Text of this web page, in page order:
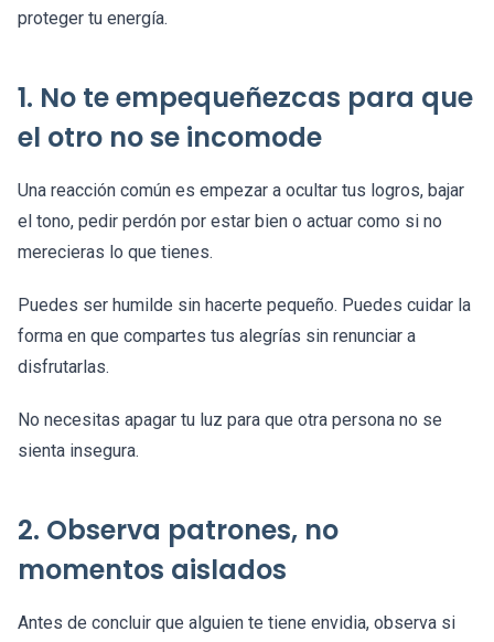
proteger tu energía.
1. No te empequeñezcas para que
el otro no se incomode
Una reacción común es empezar a ocultar tus logros, bajar
el tono, pedir perdón por estar bien o actuar como si no
merecieras lo que tienes.
Puedes ser humilde sin hacerte pequeño. Puedes cuidar la
forma en que compartes tus alegrías sin renunciar a
disfrutarlas.
No necesitas apagar tu luz para que otra persona no se
sienta insegura.
2. Observa patrones, no
momentos aislados
Antes de concluir que alguien te tiene envidia, observa si